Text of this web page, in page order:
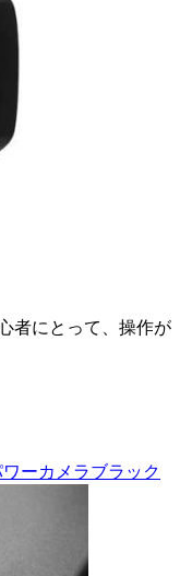
者にとって、操作が
ーカメラブラック